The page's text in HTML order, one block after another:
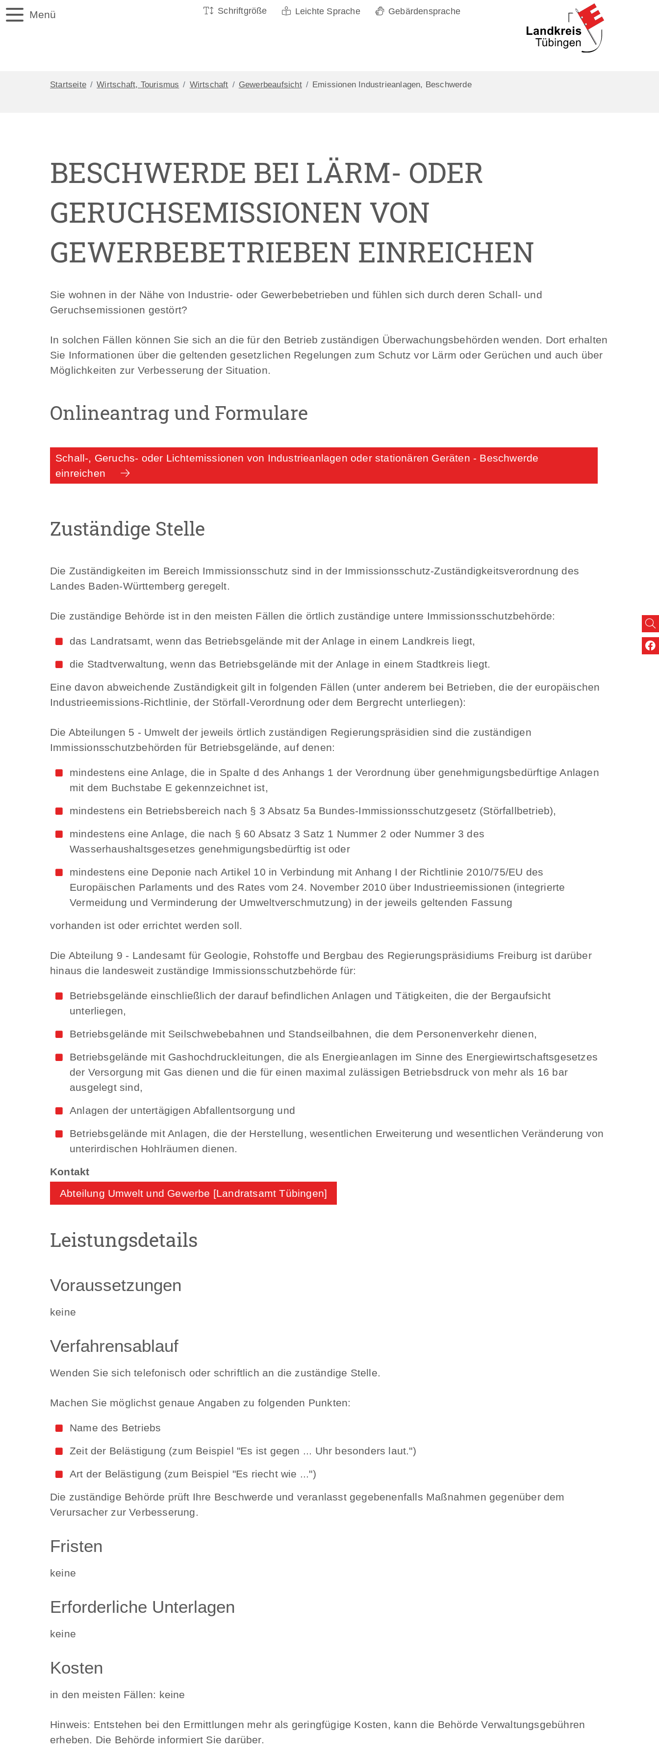
Menü Schriftgröße Leichte Sprache Gebärdensprache
Startseite Wirtschaft, Tourismus Wirtschaft Gewerbeaufsicht Emissionen Industrieanlagen, Beschwerde
BESCHWERDE BEI LÄRM- ODER
GERUCHSEMISSIONEN VON
GEWERBEBETRIEBEN EINREICHEN
Sie wohnen in der Nähe von Industrie- oder Gewerbebetrieben und fühlen sich durch deren Schall- und
Geruchsemissionen gestört?
In solchen Fällen können Sie sich an die für den Betrieb zuständigen Überwachungsbehörden wenden. Dort erhalten
Sie Informationen über die geltenden gesetzlichen Regelungen zum Schutz vor Lärm oder Gerüchen und auch über
Möglichkeiten zur Verbesserung der Situation.
Onlineantrag und Formulare
Schall-, Geruchs- oder Lichtemissionen von Industrieanlagen oder stationären Geräten - Beschwerde
einreichen
Zuständige Stelle
Die Zuständigkeiten im Bereich Immissionsschutz sind in der Immissionsschutz-Zuständigkeitsverordnung des
Landes Baden-Württemberg geregelt.
Die zuständige Behörde ist in den meisten Fällen die örtlich zuständige untere Immissionsschutzbehörde:
das Landratsamt, wenn das Betriebsgelände mit der Anlage in einem Landkreis liegt,
die Stadtverwaltung, wenn das Betriebsgelände mit der Anlage in einem Stadtkreis liegt.
Eine davon abweichende Zuständigkeit gilt in folgenden Fällen (unter anderem bei Betrieben, die der europäischen
Industrieemissions-Richtlinie, der Störfall-Verordnung oder dem Bergrecht unterliegen):
Die Abteilungen 5 - Umwelt der jeweils örtlich zuständigen Regierungspräsidien sind die zuständigen
Immissionsschutzbehörden für Betriebsgelände, auf denen:
mindestens eine Anlage, die in Spalte d des Anhangs 1 der Verordnung über genehmigungsbedürftige Anlagen
mit dem Buchstabe E gekennzeichnet ist,
mindestens ein Betriebsbereich nach § 3 Absatz 5a Bundes-Immissionsschutzgesetz (Störfallbetrieb),
mindestens eine Anlage, die nach § 60 Absatz 3 Satz 1 Nummer 2 oder Nummer 3 des
Wasserhaushaltsgesetzes genehmigungsbedürftig ist oder
mindestens eine Deponie nach Artikel 10 in Verbindung mit Anhang I der Richtlinie 2010/75/EU des
Europäischen Parlaments und des Rates vom 24. November 2010 über Industrieemissionen (integrierte
Vermeidung und Verminderung der Umweltverschmutzung) in der jeweils geltenden Fassung
vorhanden ist oder errichtet werden soll.
Die Abteilung 9 - Landesamt für Geologie, Rohstoffe und Bergbau des Regierungspräsidiums Freiburg ist darüber
hinaus die landesweit zuständige Immissionsschutzbehörde für:
Betriebsgelände einschließlich der darauf befindlichen Anlagen und Tätigkeiten, die der Bergaufsicht
unterliegen,
Betriebsgelände mit Seilschwebebahnen und Standseilbahnen, die dem Personenverkehr dienen,
Betriebsgelände mit Gashochdruckleitungen, die als Energieanlagen im Sinne des Energiewirtschaftsgesetzes
der Versorgung mit Gas dienen und die für einen maximal zulässigen Betriebsdruck von mehr als 16 bar
ausgelegt sind,
Anlagen der untertägigen Abfallentsorgung und
Betriebsgelände mit Anlagen, die der Herstellung, wesentlichen Erweiterung und wesentlichen Veränderung von
unterirdischen Hohlräumen dienen.
Abteilung Umwelt und Gewerbe [Landratsamt Tübingen]
Leistungsdetails
Voraussetzungen
keine
Verfahrensablauf
Wenden Sie sich telefonisch oder schriftlich an die zuständige Stelle.
Machen Sie möglichst genaue Angaben zu folgenden Punkten:
Name des Betriebs
Zeit der Belästigung (zum Beispiel "Es ist gegen ... Uhr besonders laut.")
Art der Belästigung (zum Beispiel "Es riecht wie ...")
Die zuständige Behörde prüft Ihre Beschwerde und veranlasst gegebenenfalls Maßnahmen gegenüber dem
Verursacher zur Verbesserung.
Fristen
keine
Erforderliche Unterlagen
keine
Kosten
in den meisten Fällen: keine
Hinweis: Entstehen bei den Ermittlungen mehr als geringfügige Kosten, kann die Behörde Verwaltungsgebühren
erheben. Die Behörde informiert Sie darüber.